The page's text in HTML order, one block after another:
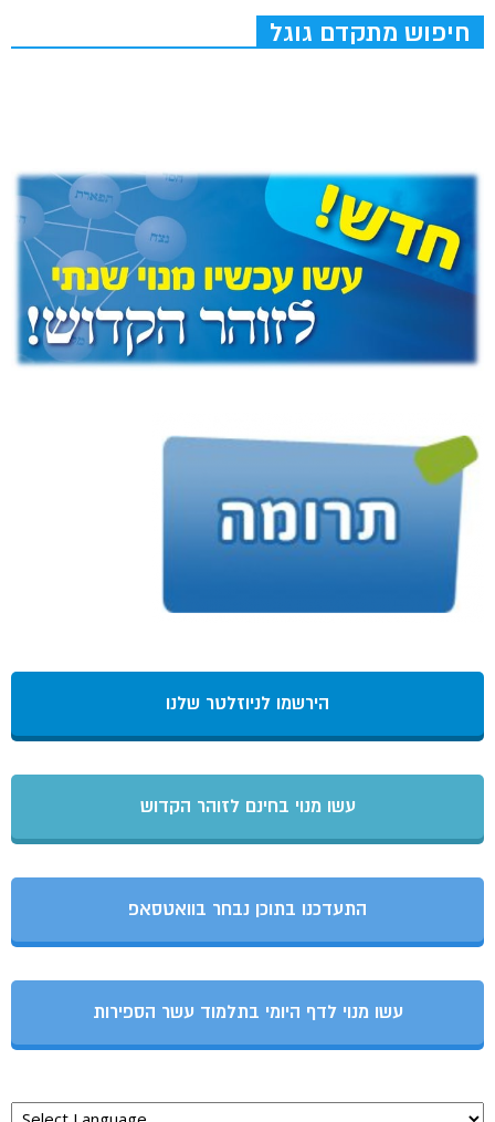
חיפוש מתקדם גוגל
הירשמו לניוזלטר שלנו
עשו מנוי בחינם לזוהר הקדוש
התעדכנו בתוכן נבחר בוואטסאפ
עשו מנוי לדף היומי בתלמוד עשר הספירות